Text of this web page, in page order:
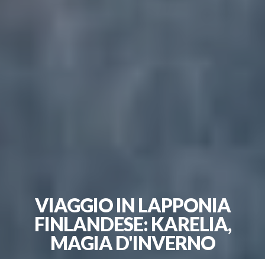
VIAGGIO IN LAPPONIA
FINLANDESE: KARELIA,
MAGIA D'INVERNO